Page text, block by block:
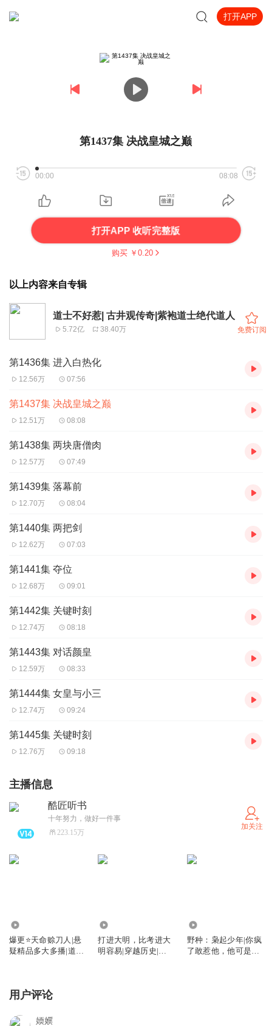
打开APP
第1437集 决战皇城之巅
00:00 08:08
打开APP 收听完整版
购买 ￥ 0.20
以上内容来自专辑
道士不好惹| 古井观传奇|紫袍道士绝代道人
5.72亿 38.40万 免费订阅
第1436集 进入白热化
12.56万 07:56
第1437集 决战皇城之巅
12.51万 08:08
第1438集 两块唐僧肉
12.57万 07:49
第1439集 落幕前
12.70万 08:04
第1440集 两把剑
12.62万 07:03
第1441集 夺位
12.68万 09:01
第1442集 关键时刻
12.74万 08:18
第1443集 对话颜皇
12.59万 08:33
第1444集 女皇与小三
12.74万 09:24
第1445集 关键时刻
12.76万 09:18
主播信息
酷匠听书
十年努力，做好一件事
223.15万
加关注
爆更⭐天命赊刀人|悬
疑精品多大多播|道士
打进大明，比考进大
明容易|穿越历史|权
野种：枭起少年|你疯
了敢惹他，他可是黑
用户评论
媆嬽